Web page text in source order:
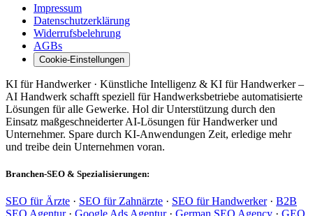
Impressum
Datenschutzerklärung
Widerrufsbelehrung
AGBs
Cookie-Einstellungen
KI für Handwerker · Künstliche Intelligenz & KI für Handwerker –
AI Handwerk schafft speziell für Handwerksbetriebe automatisierte
Lösungen für alle Gewerke. Hol dir Unterstützung durch den
Einsatz maßgeschneiderter AI-Lösungen für Handwerker und
Unternehmer. Spare durch KI-Anwendungen Zeit, erledige mehr
und treibe dein Unternehmen voran.
Branchen-SEO & Spezialisierungen:
SEO für Ärzte · SEO für Zahnärzte · SEO für Handwerker· B2B